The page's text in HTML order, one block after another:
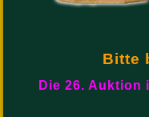
Bitte
Die 26. Auktion